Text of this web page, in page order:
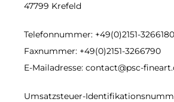
47799 Krefeld
Telefonnummer: +49(0)2151-3266180
Faxnummer: +49(0)2151-3266790
E-Mailadresse: contact@psc-
Umsatzsteuer-